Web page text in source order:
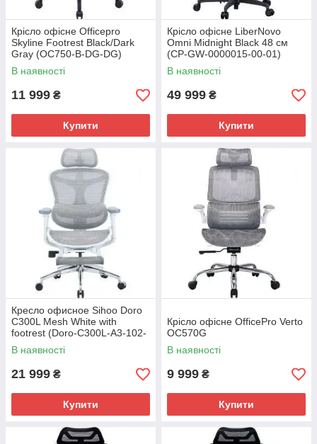
Крісло офісне Officepro
Skyline Footrest Black/Dark
Gray (OC750-B-DG-DG)
В наявності
11 999 ₴
Купити
Крісло офісне LiberNovo
Omni Midnight Black 48 см
(CP-GW-0000015-00-01)
В наявності
49 999 ₴
Купити
Кресло офисное Sihoo Doro
C300L Mesh White with
footrest (Doro-C300L-A3-102-
JT)
В наявності
21 999 ₴
Купити
Крісло офісне OfficePro Verto
OC570G
В наявності
9 999 ₴
Купити